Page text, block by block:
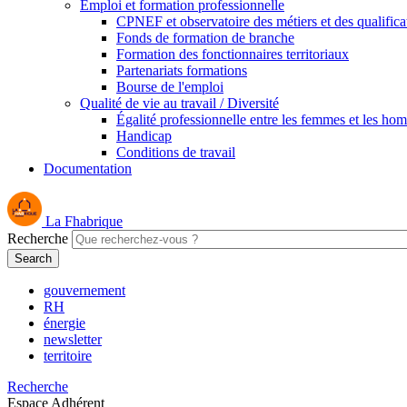
Emploi et formation professionnelle
CPNEF et observatoire des métiers et des
Fonds de formation de branche
Formation des fonctionnaires territoriaux
Partenariats formations
Bourse de l'emploi
Qualité de vie au travail / Diversité
Égalité professionnelle entre les femmes et les
Handicap
Conditions de travail
Documentation
La Fhabrique
Recherche
gouvernement
RH
énergie
newsletter
territoire
Recherche
Espace Adhérent